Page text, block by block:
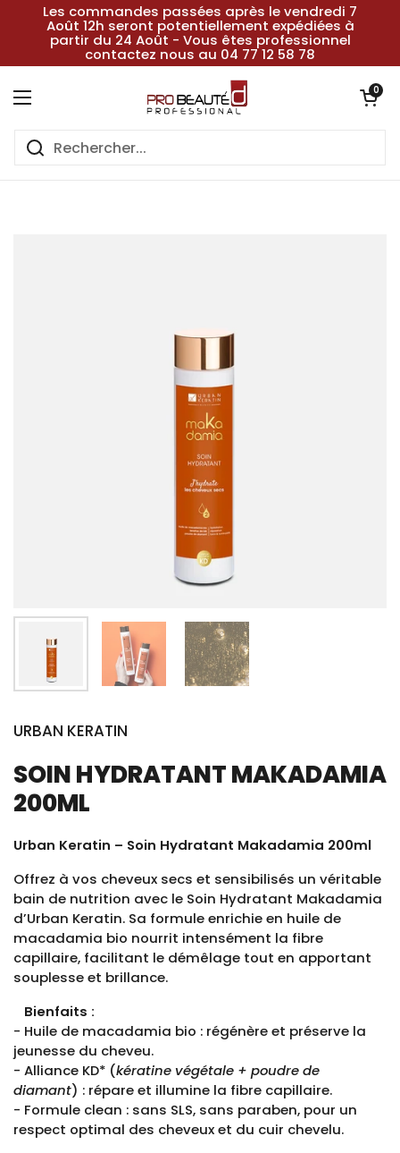
Passer au contenu
Les commandes passées après le vendredi 7
Août 12h seront potentiellement expédiées à
partir du 24 Août - Vous êtes professionnel
contactez nous au 04 77 12 58 78
Ouvrir le menu
Ouvrir le
0
URBAN KERATIN
SOIN HYDRATANT MAKADAMIA
200ML
Urban Keratin – Soin Hydratant Makadamia 200ml
Offrez à vos cheveux secs et sensibilisés un véritable
bain de nutrition avec le Soin Hydratant Makadamia
d’Urban Keratin. Sa formule enrichie en huile de
macadamia bio nourrit intensément la fibre
capillaire, facilitant le démêlage tout en apportant
souplesse et brillance.
Bienfaits :
- Huile de macadamia bio : régénère et préserve la
jeunesse du cheveu.
- Alliance KD* (kératine végétale + poudre de
diamant) : répare et illumine la fibre capillaire.
- Formule clean : sans SLS, sans paraben, pour un
respect optimal des cheveux et du cuir chevelu.